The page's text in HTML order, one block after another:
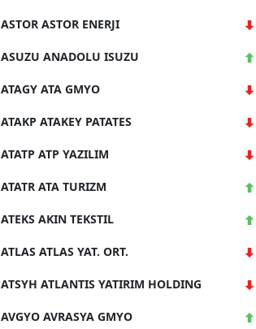
ASTOR ASTOR ENERJI
ASUZU ANADOLU ISUZU
ATAGY ATA GMYO
ATAKP ATAKEY PATATES
ATATP ATP YAZILIM
ATATR ATA TURIZM
ATEKS AKIN TEKSTIL
ATLAS ATLAS YAT. ORT.
ATSYH ATLANTIS YATIRIM HOLDING
AVGYO AVRASYA GMYO